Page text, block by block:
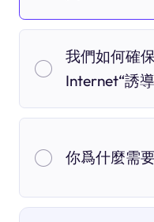
我們如何確
Internet“誘
你爲什麼需